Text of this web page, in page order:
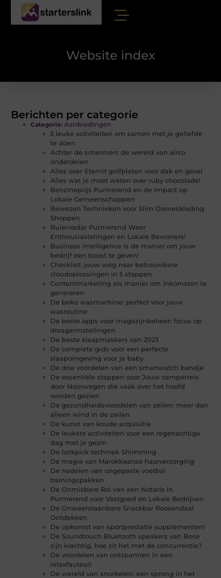
Website index
Berichten per categorie
Categorie: Aanbiedingen
5 leuke activiteiten om samen met je geliefde
te doen
Achter de schermen: de wereld van airco
onderdelen
Alles over Eternit golfplaten voor dak en gevel
Alles wat je moet weten over ruby chocolade!
Benzineprijs Purmerend en de Impact op
Lokale Gemeenschappen
Bewezen Technieken voor Slim Dameskleding
Shoppen
Buienradar Purmerend Weer
Enthousiastelingen en Lokale Bewoners!
Business intelligence is de manier om jouw
bedrijf een boost te geven!
Checklist: jouw weg naar betrouwbare
cloudoplossingen in 5 stappen
Contentmarketing als manier om inkomsten te
genereren
De beko wasmachine: perfect voor jouw
wasroutine
De beste apps voor magazijnbeheer: focus op
draagarmstellingen
De beste slaapmaskers van 2023
De complete gids voor een perfecte
slaapomgeving voor je baby
De drie voordelen van een smartwatch bandje
De essentiële stappen voor Jouw camperreis
door Noorwegen die vaak over het hoofd
worden gezien
De gezondheidsvoordelen van zeilen: meer dan
alleen wind in de zeilen
De kunst van koude acquisitie
De leukste activiteiten voor een regenachtige
dag met je gezin
De lockpick techniek Shimming
De magie van Marokkaanse haarverzorging
De nadelen van ongepaste voetbal
trainingspakken
De Onmisbare Rol van een Notaris in
Purmerend voor Vastgoed en Lokale Bedrijven
De Onweerstaanbare Snackbar Roosendaal
Ontdekken
De opkomst van sportprestatie supplementen!
De Soundtouch Bluetooth speakers van Bose
zijn krachtig, hoe zit het met de concurrentie?
De voordelen van ontspannen in een
relaxfauteuil
De wereld van snorkelen: een sprong in het